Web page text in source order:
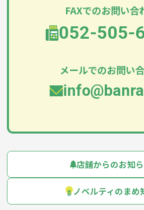
FAXでのお問い合
052-505-
メールでのお問い
店舗からのお知
ノベルティのまめ